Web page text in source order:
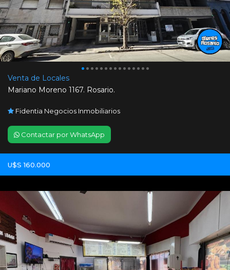
Venta de Locales
Mariano Moreno 1167. Rosario.
Fidentia Negocios Inmobiliarios
Contactar por WhatsApp
U$S 160.000